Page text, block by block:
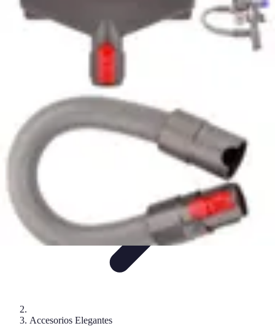
Estilo Elegante
Moda Profesional
Consejos de Estilo
Accesorios y
AccesoriosModa de Invierno
Accesorios Elegantes